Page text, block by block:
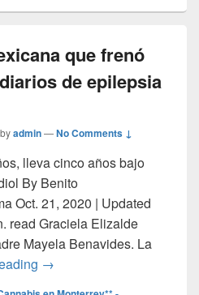
que frenó
de epilepsia
byadmin—No Comments ↓
lleva cinco años bajo
By Benito
Oct. 21, 2020 | Updated
read Graciela Elizalde
Mayela Benavides. La
Grace, la niña mexicana
→